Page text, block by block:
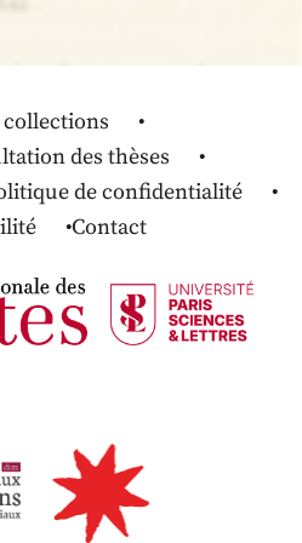
collections
des thèses
de confidentialité
Contact